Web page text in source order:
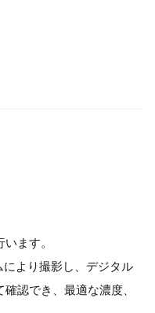
ます。
により撮影し、デジタル
認でき、最適な濃度、